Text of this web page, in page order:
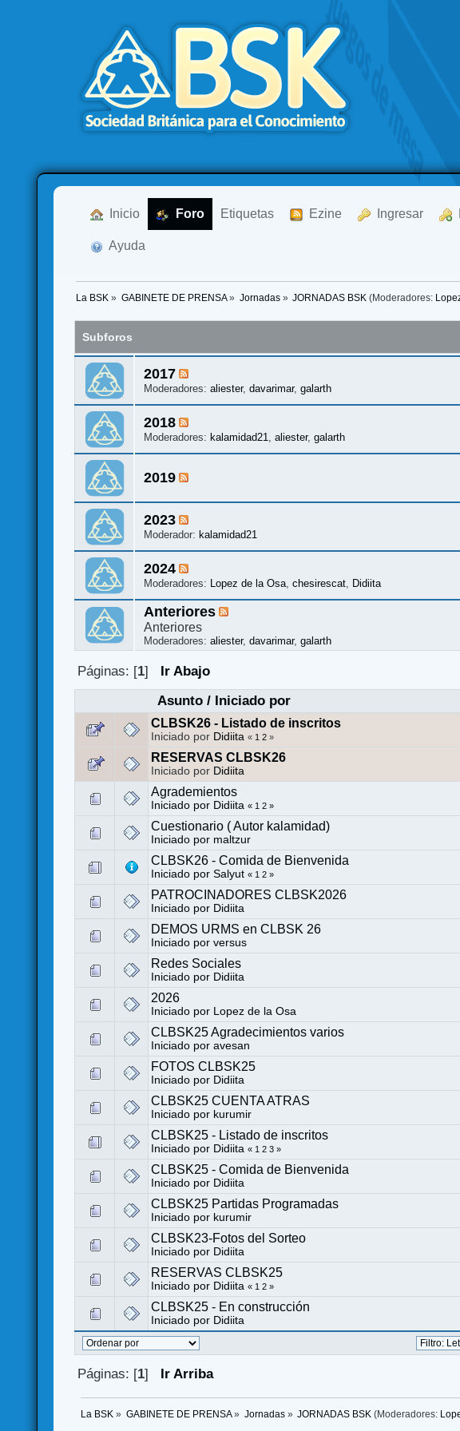
Inicio Foro Etiquetas Ezine Ingresar
Ayuda
La BSK » GABINETE DE PRENSA» Jornadas» JORNADAS BSK (Moderadores:
Subforos
2017
Moderadores:aliester,davarimar,galarth
2018
Moderadores:kalamidad21 ,aliester,galarth
2019
2023
Moderador:kalamidad21
2024
Moderadores: Lopez de la Osa ,chesirescat Didiita
Anteriores
Anteriores
Moderadores:aliester,davarimar,galarth
Páginas: [1]
Ir Abajo
Asunto/ Iniciado por
CLBSK26 - Listado de inscritos
Iniciado por Didiita « 1 2 »
RESERVAS CLBSK26
Iniciado por Didiita
Agrademientos
Iniciado por Didiita « 1 2 »
Cuestionario ( Autor kalamidad)
Iniciado por maltzur
CLBSK26 - Comida de Bienvenida
Iniciado porSalyut « 1 2 »
PATROCINADORES CLBSK2026
Iniciado por Didiita
DEMOS URMS en CLBSK 26
Iniciado porversus
Redes Sociales
Iniciado por Didiita
2026
Iniciado por Lopez de la Osa
CLBSK25 Agradecimientos varios
Iniciado poravesan
FOTOS CLBSK25
Iniciado por Didiita
CLBSK25 CUENTA ATRAS
Iniciado por kurumir
CLBSK25 - Listado de inscritos
Iniciado por Didiita « 1 2 3 »
CLBSK25 - Comida de Bienvenida
Iniciado por Didiita
CLBSK25 Partidas Programadas
Iniciado por kurumir
CLBSK23-Fotos del Sorteo
Iniciado por Didiita
RESERVAS CLBSK25
Iniciado por Didiita « 1 2 »
CLBSK25 - En construcción
Iniciado por Didiita
Páginas: [1] Ir Arriba
La BSK » GABINETE DE PRENSA» Jornadas» JORNADAS BSK (Moderadores: